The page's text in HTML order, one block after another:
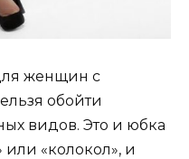
женщин с
обойти
видов. Это и юбка
«колокол», и